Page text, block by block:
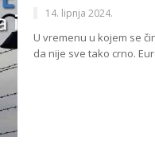
14. lipnja 2024.
U vremenu u kojem se
da nije sve tako crno.